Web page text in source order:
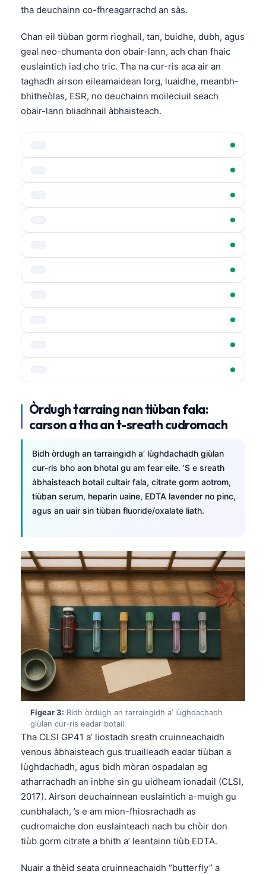
tha deuchainn co-fhreagarrachd an sàs.
Chan eil tiùban gorm rìoghail, tan, buidhe, dubh, agus
geal neo-chumanta don obair-lann, ach chan fhaic
euslaintich iad cho tric. Tha na cur-ris aca air an
taghadh airson eileamaidean lorg, luaidhe, meanbh-
bhitheòlas, ESR, no deuchainn moileciuil seach
obair-lann bliadhnail àbhaisteach.
Òrdugh tarraing nan tiùban fala:
carson a tha an t-sreath cudromach
Bidh òrdugh an tarraingidh a’ lùghdachadh giùlan
cur-ris bho aon bhotal gu am fear eile. ’S e sreath
àbhaisteach botail cultair fala, citrate gorm aotrom,
tiùban serum, heparin uaine, EDTA lavender no pinc,
agus an uair sin tiùban fluoride/oxalate liath.
Figear 3: Bidh òrdugh an tarraingidh a’ lùghdachadh
giùlan cur-ris eadar botail.
Tha CLSI GP41 a’ liostadh sreath cruinneachaidh
venous àbhaisteach gus truailleadh eadar tiùban a
lùghdachadh, agus bidh mòran ospadalan ag
atharrachadh an inbhe sin gu uidheam ionadail (CLSI,
2017). Airson deuchainnean euslaintich a-muigh gu
cunbhalach, ’s e am mion-fhiosrachadh as
cudromaiche don euslainteach nach bu chòir don
tiùb gorm citrate a bhith a’ leantainn tiùb EDTA.
Nuair a thèid seata cruinneachaidh “butterfly” a